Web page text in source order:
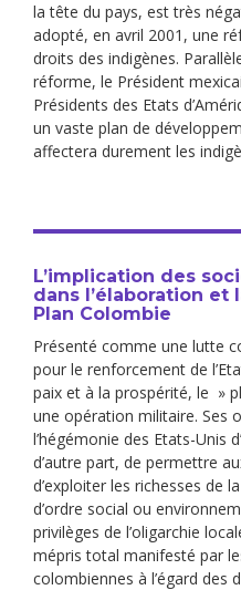
la tête du pays, est très
adopté, en avril 2001, une
droits des indigènes.
réforme, le Président
Présidents des Etats
un vaste plan de
affectera durement les
L’implication des
dans l’élaboration
Plan Colombie
Présenté comme une lutte
pour le renforcement de
paix et à la prospérité, le »
une opération militaire. Ses
l’hégémonie des Etats-Unis
d’autre part, de permettre
d’exploiter les richesses de
d’ordre social ou
privilèges de l’oligarchie
mépris total manifesté par
colombiennes à l’égard des